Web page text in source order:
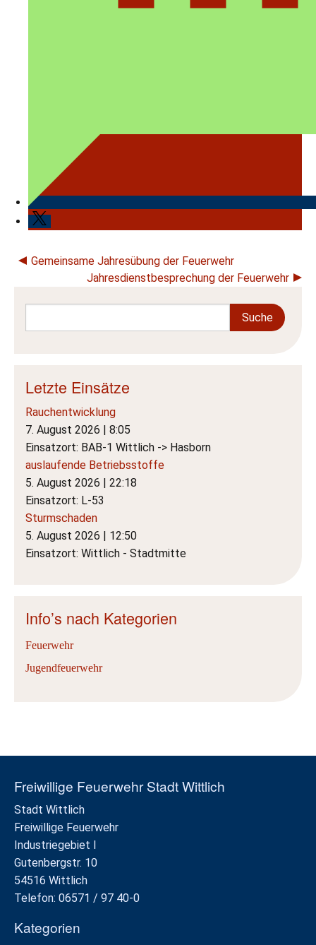
Beitragsnavigation
Gemeinsame Jahresübung der Feuerwehr
Jahresdienstbesprechung der Feuerwehr
Letzte Einsätze
Rauchentwicklung
7. August 2026 | 8:05
Einsatzort: BAB-1 Wittlich -> Hasborn
auslaufende Betriebsstoffe
5. August 2026 | 22:18
Einsatzort: L-53
Sturmschaden
5. August 2026 | 12:50
Einsatzort: Wittlich - Stadtmitte
Info’s nach Kategorien
Feuerwehr
Jugendfeuerwehr
Freiwillige Feuerwehr Stadt Wittlich
Stadt Wittlich
Freiwillige Feuerwehr
Industriegebiet I
Gutenbergstr. 10
54516 Wittlich
Telefon: 06571 / 97 40-0
Kategorien